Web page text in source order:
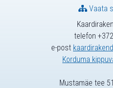
telefon
e-post
Korduma
Vaata
Mustamäe tee